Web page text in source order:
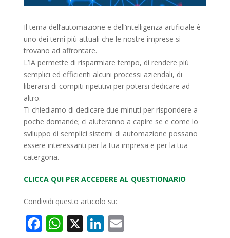
Il tema dell’automazione e dell’intelligenza artificiale è
uno dei temi più attuali che le nostre imprese si
trovano ad affrontare.
L’IA permette di risparmiare tempo, di rendere più
semplici ed efficienti alcuni processi aziendali, di
liberarsi di compiti ripetitivi per potersi dedicare ad
altro.
Ti chiediamo di dedicare due minuti per rispondere a
poche domande; ci aiuteranno a capire se e come lo
sviluppo di semplici sistemi di automazione possano
essere interessanti per la tua impresa e per la tua
catergoria.
CLICCA QUI PER ACCEDERE AL QUESTIONARIO
Condividi questo articolo su:
Facebook
WhatsApp
X LinkedIn